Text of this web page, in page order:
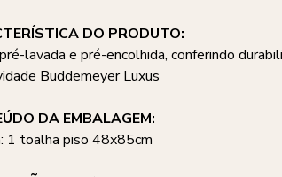
DO PRODUTO:
lavada e pré-encolhida, conferindo
Buddemeyer Luxus
DA EMBALAGEM:
1 toalha piso 48x85cm